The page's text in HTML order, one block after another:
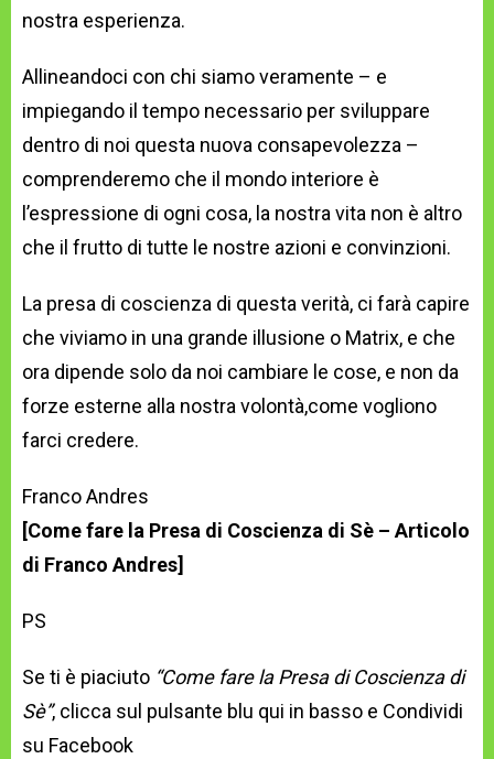
nostra esperienza.
Allineandoci con chi siamo veramente – e
impiegando il tempo necessario per sviluppare
dentro di noi questa nuova consapevolezza –
comprenderemo che il mondo interiore è
l’espressione di ogni cosa, la nostra vita non è altro
che il frutto di tutte le nostre azioni e convinzioni.
La presa di coscienza di questa verità, ci farà capire
che viviamo in una grande illusione o Matrix, e che
ora dipende solo da noi cambiare le cose, e non da
forze esterne alla nostra volontà,come vogliono
farci credere.
Franco Andres
[Come fare la Presa di Coscienza di Sè – Articolo
di Franco Andres]
PS
Se ti è piaciuto “Come fare la Presa di Coscienza di
Sè”, clicca sul pulsante blu qui in basso e Condividi
su Facebook